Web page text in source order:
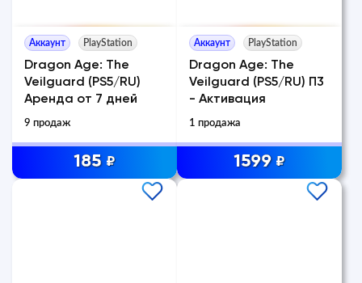
Аккаунт PlayStation
Dragon Age: The
Veilguard (PS5/RU)
Аренда от 7 дней
9 продаж
185 ₽
Аккаунт PlayStation
Dragon Age: The
Veilguard (PS5/RU) П3
- Активация
1 продажа
1599 ₽